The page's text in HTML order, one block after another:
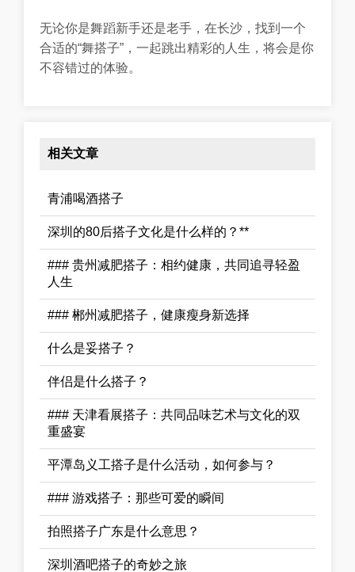
无论你是舞蹈新手还是老手，在长沙，找到一个
合适的“舞搭子”，一起跳出精彩的人生，将会是你
不容错过的体验。
相关文章
青浦喝酒搭子
深圳的80后搭子文化是什么样的？**
### 贵州减肥搭子：相约健康，共同追寻轻盈
人生
### 郴州减肥搭子，健康瘦身新选择
什么是妥搭子？
伴侣是什么搭子？
### 天津看展搭子：共同品味艺术与文化的双
重盛宴
平潭岛义工搭子是什么活动，如何参与？
### 游戏搭子：那些可爱的瞬间
拍照搭子广东是什么意思？
深圳酒吧搭子的奇妙之旅